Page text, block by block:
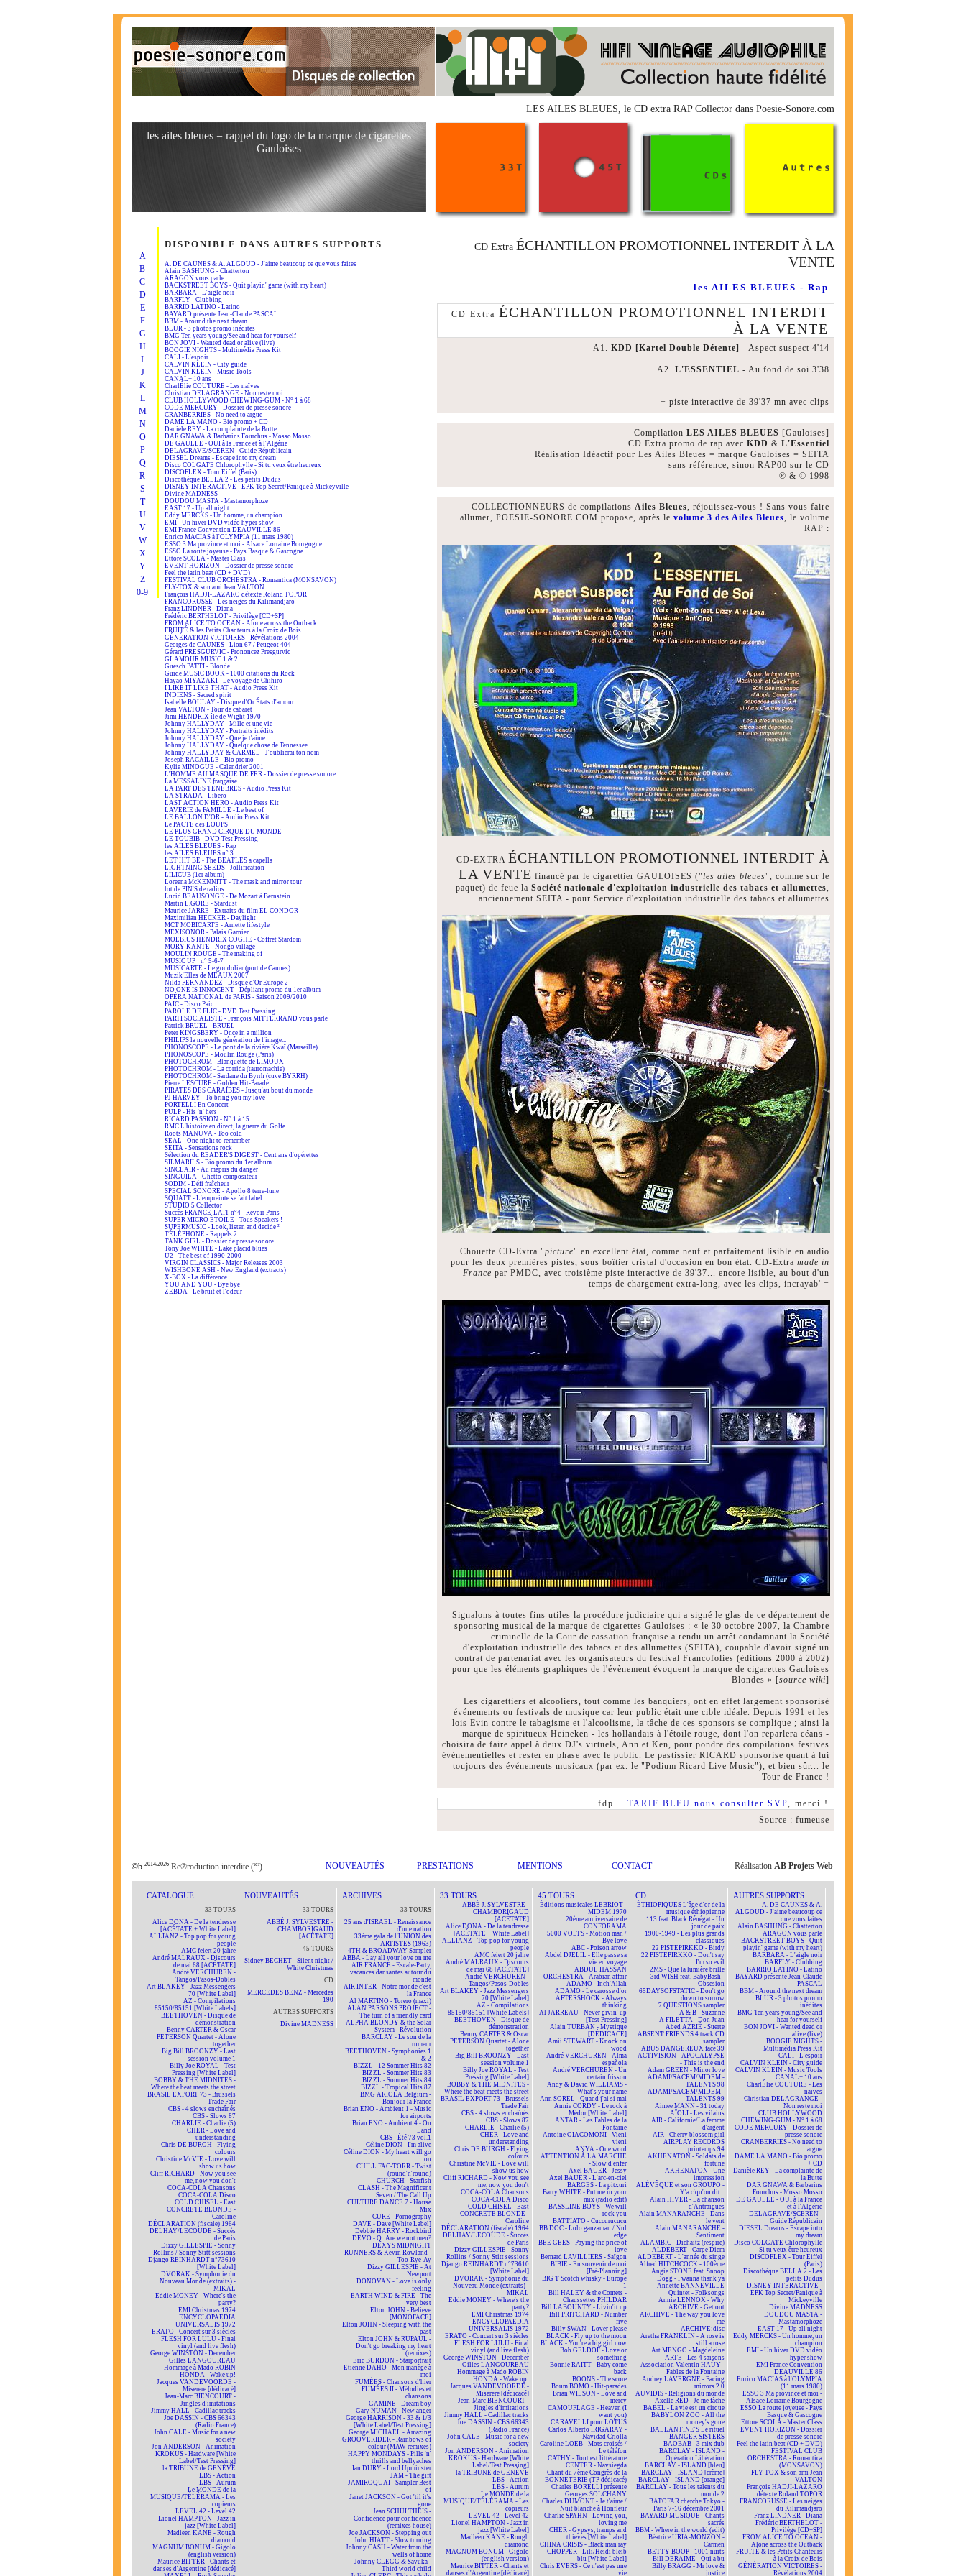
LES AILES BLEUES, le CD extra RAP Collector dans Poesie-Sonore.com
les ailes bleues = rappel du logo de la marque de cigarettes
Gauloises
A
B
C
D
E
F
G
H
I
J
K
L
M
N
O
P
Q
R
S
T
U
V
W
X
Y
Z
0-9
DISPONIBLE DANS AUTRES SUPPORTS
A. DE CAUNES & A. ALGOUD - J'aime beaucoup ce que vous faites
Alain BASHUNG - Chatterton
ARAGON vous parle
BACKSTREET BOYS - Quit playin' game (with my heart)
BARBARA - L'aigle noir
BARFLY - Clubbing
BARRIO LATINO - Latino
BAYARD présente Jean-Claude PASCAL
BBM - Around the next dream
BLUR - 3 photos promo inédites
BMG Ten years young/See and hear for yourself
BON JOVI - Wanted dead or alive (live)
BOOGIE NIGHTS - Multimédia Press Kit
CALI - L'espoir
CALVIN KLEIN - City guide
CALVIN KLEIN - Music Tools
CANAL+ 10 ans
CharlÉlie COUTURE - Les naïves
Christian DELAGRANGE - Non reste moi
CLUB HOLLYWOOD CHEWING-GUM - N° 1 à 68
CODE MERCURY - Dossier de presse sonore
CRANBERRIES - No need to argue
DAME LA MANO - Bio promo + CD
Danièle REY - La complainte de la Butte
DAR GNAWA & Barbarins Fourchus - Mosso Mosso
DE GAULLE - OUI à la France et à l'Algérie
DELAGRAVE/SCEREN - Guide Républicain
DIESEL Dreams - Escape into my dream
Disco COLGATE Chlorophylle - Si tu veux être heureux
DISCOFLEX - Tour Eiffel (Paris)
Discothèque BELLA 2 - Les petits Dudus
DISNEY INTERACTIVE - EPK Top Secret/Panique à Mickeyville
Divine MADNESS
DOUDOU MASTA - Mastamorphoze
EAST 17 - Up all night
Eddy MERCKS - Un homme, un champion
EMI - Un hiver DVD vidéo hyper show
EMI France Convention DEAUVILLE 86
Enrico MACIAS à l'OLYMPIA (11 mars 1980)
ESSO 3 Ma province et moi - Alsace Lorraine Bourgogne
ESSO La route joyeuse - Pays Basque & Gascogne
Ettore SCOLA - Master Class
EVENT HORIZON - Dossier de presse sonore
Feel the latin beat (CD + DVD)
FESTIVAL CLUB ORCHESTRA - Romantica (MONSAVON)
FLY-TOX & son ami Jean VALTON
François HADJI-LAZARO détexte Roland TOPOR
FRANCORUSSE - Les neiges du Kilimandjaro
Franz LINDNER - Diana
Frédéric BERTHELOT - Privilège [CD+SP]
FROM ALICE TO OCEAN - Alone across the Outback
FRUITÉ & les Petits Chanteurs à la Croix de Bois
GÉNÉRATION VICTOIRES - Révélations 2004
Georges de CAUNES - Lion 67 / Peugeot 404
Gérard PRESGURVIC - Prononcez Presgurvic
GLAMOUR MUSIC 1 & 2
Guesch PATTI - Blonde
Guide MUSIC BOOK - 1000 citations du Rock
Hayao MIYAZAKI - Le voyage de Chihiro
I LIKE IT LIKE THAT - Audio Press Kit
INDIENS - Sacred spirit
Isabelle BOULAY - Disque d'Or États d'amour
Jean VALTON - Tour de cabaret
Jimi HENDRIX île de Wight 1970
Johnny HALLYDAY - Mille et une vie
Johnny HALLYDAY - Portraits inédits
Johnny HALLYDAY - Que je t'aime
Johnny HALLYDAY - Quelque chose de Tennessee
Johnny HALLYDAY & CARMEL - J'oublierai ton nom
Joseph RACAILLE - Bio promo
Kylie MINOGUE - Calendrier 2001
L'HOMME AU MASQUE DE FER - Dossier de presse sonore
La MESSALINE française
LA PART DES TÉNÈBRES - Audio Press Kit
LA STRADA - Libero
LAST ACTION HERO - Audio Press Kit
LAVERIE de FAMILLE - Le best of
LE BALLON D'OR - Audio Press Kit
Le PACTE des LOUPS
LE PLUS GRAND CIRQUE DU MONDE
LE TOUBIB - DVD Test Pressing
les AILES BLEUES - Rap
les AILES BLEUES n° 3
LET HIT BE - The BEATLES a capella
LIGHTNING SEEDS - Jollification
LILICUB (1er album)
Loreena McKENNITT - The mask and mirror tour
lot de PIN'S de radios
Lucid BEAUSONGE - De Mozart à Bernstein
Martin L.GORE - Stardust
Maurice JARRE - Extraits du film EL CONDOR
Maximilian HECKER - Daylight
MCT MOBICARTE - Arnette lifestyle
MEXISONOR - Palais Garnier
MOEBIUS HENDRIX COGHE - Coffret Stardom
MORY KANTE - Nongo village
MOULIN ROUGE - The making of
MUSIC UP ! n° 5-6-7
MUSICARTE - Le gondolier (port de Cannes)
Muzik'Elles de MEAUX 2007
Nilda FERNANDEZ - Disque d'Or Europe 2
NO ONE IS INNOCENT - Dépliant promo du 1er album
OPÉRA NATIONAL de PARIS - Saison 2009/2010
PAIC - Disco Paic
PAROLE DE FLIC - DVD Test Pressing
PARTI SOCIALISTE - François MITTERRAND vous parle
Patrick BRUEL - BRUEL
Peter KINGSBERY - Once in a million
PHILIPS la nouvelle génération de l'image...
PHONOSCOPE - Le pont de la rivière Kwaï (Marseille)
PHONOSCOPE - Moulin Rouge (Paris)
PHOTOCHROM - Blanquette de LIMOUX
PHOTOCHROM - La corrida (tauromachie)
PHOTOCHROM - Sardane du Byrrh (cuve BYRRH)
Pierre LESCURE - Golden Hit-Parade
PIRATES DES CARAÏBES - Jusqu'au bout du monde
PJ HARVEY - To bring you my love
PORTELLI En Concert
PULP - His 'n' hers
RICARD PASSION - N° 1 à 15
RMC L'histoire en direct, la guerre du Golfe
Roots MANUVA - Too cold
SEAL - One night to remember
SEITA - Sensations rock
Sélection du READER'S DIGEST - Cent ans d'opérettes
SILMARILS - Bio promo du 1er album
SINCLAIR - Au mépris du danger
SINGUILA - Ghetto compositeur
SODIM - Défi fraîcheur
SPECIAL SONORE - Apollo 8 terre-lune
SQUATT - L'empreinte se fait label
STUDIO 5 Collector
Succès FRANCE-LAIT n°4 - Revoir Paris
SUPER MICRO ÉTOILE - Tous Speakers !
SUPERMUSIC - Look, listen and decide ²
TÉLÉPHONE - Rappels 2
TANK GIRL - Dossier de presse sonore
Tony Joe WHITE - Lake placid blues
U2 - The best of 1990-2000
VIRGIN CLASSICS - Major Releases 2003
WISHBONE ASH - New England (extracts)
X-BOX - La différence
YOU AND YOU - Bye bye
ZEBDA - Le bruit et l'odeur
CD Extra ÉCHANTILLON PROMOTIONNEL INTERDIT À LA
VENTE
les AILES BLEUES - Rap
CD Extra ÉCHANTILLON PROMOTIONNEL INTERDIT
À LA VENTE
A1. KDD [Kartel Double Détente] - Aspect suspect 4'14
A2. L'ESSENTIEL - Au fond de soi 3'38
+ piste interactive de 39'37 mn avec clips
Compilation LES AILES BLEUES [Gauloises]
CD Extra promo de rap avec KDD & L'Essentiel
Réalisation Idéactif pour Les Ailes Bleues = marque Gauloises = SEITA
sans référence, sinon RAP00 sur le CD
℗ & © 1998
COLLECTIONNEURS de compilations Ailes Bleues, réjouissez-vous ! Sans vous faire
allumer, POESIE-SONORE.COM propose, après le volume 3 des Ailes Bleues, le volume
RAP :
CD-EXTRA ÉCHANTILLON PROMOTIONNEL INTERDIT À
LA VENTE financé par le cigarettier GAULOISES ("les ailes bleues", comme sur le
paquet) de feue la Société nationale d'exploitation industrielle des tabacs et allumettes,
anciennement SEITA - pour Service d'exploitation industrielle des tabacs et allumettes
Chouette CD-Extra "picture" en excellent état, comme neuf et parfaitement lisible en audio
pour les deux premières pistes, sous boîtier cristal d'occasion en bon état. CD-Extra made in
France par PMDC, avec troisième piste interactive de 39'37... encore lisible, au bout d'un
temps de chargement extra-long, avec les clips, incrayab' =
Signalons à toutes fins utiles la procédure judiciaire qui a signé le glas de ce département de
sponsoring musical de la marque de cigarettes Gauloises : « le 30 octobre 2007, la Chambre
criminelle de la Cour de cassation française a rendu un arrêt condamnant la Société
d'exploitation industrielle des tabacs et des allumettes (SEITA), coupable d'avoir signé un
contrat de partenariat avec les organisateurs du festival Francofolies (éditions 2000 à 2002)
pour que les éléments graphiques de l'évènement évoquent la marque de cigarettes Gauloises
Blondes » [source wiki]
Les cigarettiers et alcooliers, tout comme les banquiers, ont en effet largement sponsorisé
événements ou festivals de musique car leur public était une cible idéale. Depuis 1991 et les
lois Evin contre le tabagisme et l'alcoolisme, la tâche de ces sponsors se complique ; ainsi la
marque de spiritueux Heineken - les hollandais à l'étoile rouge, dont l'on reparlera céans -
choisira de faire appel à deux DJ's virtuels, Ann et Ken, pour pondre des compilations festives
événementielles et rester en phase avec le public. Le pastissier RICARD sponsorise quant à lui
toujours des événements musicaux (par ex. le "Podium Ricard Live Music"), et bien sûr... le
Tour de France !
fdp + TARIF BLEU nous consulter SVP, merci !
Source : fumeuse
©b 2014/2026 Re℗roduction interdite (ici) NOUVEAUTÉS PRESTATIONS MENTIONS CONTACT Réalisation AB Projets Web
CATALOGUE
33 TOURS
Alice DONA - De la tendresse
[ACÉTATE + White Label]
ALLIANZ - Top pop for young
people
AMC feiert 20 jahre
André MALRAUX - Discours
de mai 68 [ACÉTATE]
André VERCHUREN -
Tangos/Pasos-Dobles
Art BLAKEY - Jazz Messengers
70 [White Label]
AZ - Compilations
85150/85151 [White Labels]
BEETHOVEN - Disque de
démonstration
Benny CARTER & Oscar
PETERSON Quartet - Alone
together
Big Bill BROONZY - Last
session volume 1
Billy Joe ROYAL - Test
Pressing [White Label]
BOBBY & THE MIDNITES -
Where the beat meets the street
BRASIL EXPORT 73 - Brussels
Trade Fair
CBS - 4 slows enchaînés
CBS - Slows 87
CHARLIE - Charlie (5)
CHER - Love and
understanding
Chris DE BURGH - Flying
colours
Christine McVIE - Love will
show us how
Cliff RICHARD - Now you see
me, now you don't
COCA-COLA Chansons
COCA-COLA Disco
COLD CHISEL - East
CONCRETE BLONDE -
Caroline
DÉCLARATION (fiscale) 1964
DELHAY/LECOUDE - Succès
de Paris
Dizzy GILLESPIE - Sonny
Rollins / Sonny Stitt sessions
Django REINHARDT n°73610
[White Label]
DVORAK - Symphonie du
Nouveau Monde (extraits) -
MIKAL
Eddie MONEY - Where's the
party?
EMI Christmas 1974
ENCYCLOPAEDIA
UNIVERSALIS 1972
ERATO - Concert sur 3 siècles
FLESH FOR LULU - Final
vinyl (and live flesh)
George WINSTON - December
Gilles LANGOUREAU
Hommage à Mado ROBIN
HONDA - Wake up!
Jacques VANDEVOORDE -
Miserere [dédicacé]
Jean-Marc BIENCOURT -
Jingles d'imitations
Jimmy HALL - Cadillac tracks
Joe DASSIN - CBS 66343
(Radio France)
John CALE - Music for a new
society
Jon ANDERSON - Animation
KROKUS - Hardware [White
Label/Test Pressing]
la TRIBUNE de GENÈVE
LBS - Action
LBS - Aurum
Le MONDE de la
MUSIQUE/TÉLÉRAMA - Les
copieurs
LEVEL 42 - Level 42
Lionel HAMPTON - Jazz in
jazz [White Label]
Madleen KANE - Rough
diamond
MAGNUM BONUM - Gigolo
(english version)
Maurice BITTER - Chants et
danses d'Argentine [dédicacé]
NOUVEAUTÉS
33 TOURS
ABBÉ J. SYLVESTRE -
CHAMBORIGAUD
[ACÉTATE]
45 TOURS
Sidney BECHET - Silent night /
White Christmas
CD
MERCEDES BENZ - Mercedes
190
AUTRES SUPPORTS
Divine MADNESS
ARCHIVES
33 TOURS
25 ans d'ISRAËL - Renaissance
d'une nation
33ème gala de l'UNION des
ARTISTES (1963)
4TH & BROADWAY Sampler
ABBA - Lay all your love on me
AIR FRANCE - Escale-Party,
vacances dansantes autour du
monde
AIR INTER - Notre monde c'est
la France
Al MARTINO - Torero (maxi)
ALAN PARSONS PROJECT -
The turn of a friendly card
ALPHA BLONDY & the Solar
System - Révolution
BARCLAY - Le son de la
rumeur
BEETHOVEN - Symphonies 1
& 2
BIZZL - 12 Sommer Hits 82
BIZZL - Sommer Hits 83
BIZZL - Sommer Hits 84
BIZZL - Tropical Hits 87
BMG ARIOLA Belgium -
Bonjour la France
Brian ENO - Ambient 1 - Music
for airports
Brian ENO - Ambient 4 - On
Land
CBS - Été 73 vol.1
Céline DION - I'm alive
Céline DION - My heart will go
on
CHILL FAC-TORR - Twist
(round'n'round)
CHURCH - Starfish
CLASH - The Magnificent
Seven / The Call Up
CULTURE DANCE 7 - House
Mix
CURE - Pornography
DAVE - Dave [White Label]
Debbie HARRY - Rockbird
DEVO - Q: Are we not men?
DEXYS MIDNIGHT
RUNNERS & Kevin Rowland -
Too-Rye-Ay
Dizzy GILLESPIE - At
Newport
DONOVAN - Love is only
feeling
EARTH WIND & FIRE - The
very best
Elton JOHN - Believe
[MONOFACE]
Elton JOHN - Sleeping with the
past
Elton JOHN & RUPAUL -
Don't go breaking my heart
(remixes)
Eric BURDON - Starportrait
Etienne DAHO - Mon manège à
moi
FUMÉES - Chansons d'hier
FUMÉES II - Mélodies et
chansons
GAMINE - Dream boy
Gary NUMAN - New anger
George HARRISON - 33 & 1/3
[White Label/Test Pressing]
George MICHAEL - Amazing
GROOVERIDER - Rainbows of
colour (MAW remixes)
HAPPY MONDAYS - Pills 'n'
thrills and bellyaches
Ian DURY - Lord Upminster
JAM - The gift
JAMIROQUAI - Sampler Best
of
Janet JACKSON - Got 'til it's
gone
Jean SCHULTHEIS -
Confidence pour confidence
(remixes house)
Joe JACKSON - Stepping out
John HIATT - Slow turning
Johnny CASH - Water from the
wells of home
Johnny CLEGG & Savuka -
Third world child
33 TOURS
ABBÉ J. SYLVESTRE -
CHAMBORIGAUD
[ACÉTATE]
Alice DONA - De la tendresse
[ACÉTATE + White Label]
ALLIANZ - Top pop for young
people
AMC feiert 20 jahre
André MALRAUX - Discours
de mai 68 [ACÉTATE]
André VERCHUREN -
Tangos/Pasos-Dobles
Art BLAKEY - Jazz Messengers
70 [White Label]
AZ - Compilations
85150/85151 [White Labels]
BEETHOVEN - Disque de
démonstration
Benny CARTER & Oscar
PETERSON Quartet - Alone
together
Big Bill BROONZY - Last
session volume 1
Billy Joe ROYAL - Test
Pressing [White Label]
BOBBY & THE MIDNITES -
Where the beat meets the street
BRASIL EXPORT 73 - Brussels
Trade Fair
CBS - 4 slows enchaînés
CBS - Slows 87
CHARLIE - Charlie (5)
CHER - Love and
understanding
Chris DE BURGH - Flying
colours
Christine McVIE - Love will
show us how
Cliff RICHARD - Now you see
me, now you don't
COCA-COLA Chansons
COCA-COLA Disco
COLD CHISEL - East
CONCRETE BLONDE -
Caroline
DÉCLARATION (fiscale) 1964
DELHAY/LECOUDE - Succès
de Paris
Dizzy GILLESPIE - Sonny
Rollins / Sonny Stitt sessions
Django REINHARDT n°73610
[White Label]
DVORAK - Symphonie du
Nouveau Monde (extraits) -
MIKAL
Eddie MONEY - Where's the
party?
EMI Christmas 1974
ENCYCLOPAEDIA
UNIVERSALIS 1972
ERATO - Concert sur 3 siècles
FLESH FOR LULU - Final
vinyl (and live flesh)
George WINSTON - December
Gilles LANGOUREAU
Hommage à Mado ROBIN
HONDA - Wake up!
Jacques VANDEVOORDE -
Miserere [dédicacé]
Jean-Marc BIENCOURT -
Jingles d'imitations
Jimmy HALL - Cadillac tracks
Joe DASSIN - CBS 66343
(Radio France)
John CALE - Music for a new
society
Jon ANDERSON - Animation
KROKUS - Hardware [White
Label/Test Pressing]
la TRIBUNE de GENÈVE
LBS - Action
LBS - Aurum
Le MONDE de la
MUSIQUE/TÉLÉRAMA - Les
copieurs
LEVEL 42 - Level 42
Lionel HAMPTON - Jazz in
jazz [White Label]
Madleen KANE - Rough
diamond
MAGNUM BONUM - Gigolo
(english version)
Maurice BITTER - Chants et
danses d'Argentine [dédicacé]
45 TOURS
Éditions musicales LEBRIOT -
MIDEM 1970
20ème anniversaire de
CONFORAMA
5000 VOLTS - Motion man /
Bye love
ABC - Poison arrow
Abdel DJELIL - Elle passe sa
vie en voyage
ABDUL HASSAN
ORCHESTRA - Arabian affair
ADAMO - Inch'Allah
ADAMO - Le carosse d'or
AFTERSHOCK - Always
thinking
Al JARREAU - Never givin' up
[Test Pressing]
Alain TURBAN - Mystique
[DÉDICACÉ]
Amii STEWART - Knock on
wood
André VERCHUREN - Alma
española
André VERCHUREN - Un
certain frisson
Andy & David WILLIAMS -
What's your name
Ann SOREL - Quand j'ai si mal
Annie CORDY - Le rock à
Médor [White Label]
ANTAR - Les Fables de la
Fontaine
Antoine GIACOMONI - Vieni
vieni
ANYA - One word
ATTENTION À LA MARCHE
- Slow d'enfer
Axel BAUER - Jessy
Axel BAUER - L'arc-en-ciel
BARGES - La pitxuri
Barry WHITE - Put me in your
mix (radio edit)
BASSLINE BOYS - We will
rock you
BATTIATO - Cuccurucucu
BB DOC - Lolo ganzaman / Nul
edge
BEE GEES - Paying the price of
love
Bernard LAVILLIERS - Saïgon
BIBIE - En souvenir de moi
[Pré-Planning]
BIG T Scotch whisky - Europe
1
Bill HALEY & the Comets -
Chaussettes PHILDAR
Bill LABOUNTY - Livin'it up
Bill PRITCHARD - Number
five
Billy SWAN - Lover please
BLACK - Fly up to the moon
BLACK - You're a big girl now
Bob GELDOF - Love or
something
Bonnie RAITT - Baby come
back
BOONS - The score
Boum BOMO - Hit-parades
Brian WILSON - Love and
mercy
CAMOUFLAGE - Heaven (I
want you)
CARAVELLI pour LOTUS
Carlos Alberto IRIGARAY -
Navidad Criolla
Caroline LOEB - Mots croisés /
Le téléfon
CATHY - Tout est littérature
CENTER - Navsiegda
Chant du 7ème Congrès de la
BONNETERIE (TP dédicacé)
Charles BORELLI présente
Georges SOLCHANY
Charles DUMONT - Je t'aime /
Nuit blanche à Honfleur
Charlie SPAHN - Loving you,
loving me
CHER - Gypsys, tramps and
thieves [White Label]
CHINA CRISIS - Black man ray
CHOPPER - Lili/Heidi bleib
blu [White Label]
Chris EVERS - Ce n'est pas une
vie
CD
ÉTHIOPIQUES L'âge d'or de la
musique éthiopienne
113 feat. Black Rénégat - Un
jour de paix
1900-1949 - Les plus grands
classiques
22 PISTEPIRKKO - Birdy
22 PISTEPIRKKO - Don't say
I'm so evil
2MS - Que la lumière brille
3rd WISH feat. BabyBash -
Obsesion
65DAYSOFSTATIC - Don't go
down to sorrow
7 QUESTIONS sampler
A & B - Suzanne
A FILETTA - Don Juan
Abed AZRIÉ - Suerte
ABSENT FRIENDS 4 track CD
sampler
ABUS DANGEREUX face 39
ACTIVISION - APOCALYPSE
- This is the end
Adam GREEN - Minor love
ADAMI/SACEM/MIDEM -
TALENTS 98
ADAMI/SACEM/MIDEM -
TALENTS 99
Aimee MANN - 31 today
AÏOLI - Les vilains
AIR - Californie/La femme
d'argent
AIR - Cherry blossom girl
AIRPLAY RECORDS
printemps 94
AKHENATON - Soldats de
fortune
AKHENATON - Une
impression
ALÉVÊQUE et son GROUPO -
Y'a c'qu'on dit...
Alain HIVER - La chanson
d'Antraigues
Alain MANARANCHE - Dans
le vent
Alain MANARANCHE -
Sentiment
ALAMBIC - Dichaïtz (respire)
ALDEBERT - Carpe Diem
ALDEBERT - L'année du singe
Alfred HITCHCOCK - 100ème
Angie STONE feat. Snoop
Dogg - I wanna thank ya
Annette BANNEVILLE
Quintet - Folksongs
Annie LENNOX - Why
ARCHIVE - Get out
ARCHIVE - The way you love
me
ARCHIVE:disc
Aretha FRANKLIN - A rose is
still a rose
Art MENGO - Magdeleine
ARTE - Les 4 saisons
Association Valentin HAÜY -
Fables de la Fontaine
Audrey LAVERGNE - Facing
mirrors 2.0
AUVIDIS - Religions du monde
Axelle RED - Je me fâche
BABEL - La vie est un cirque
BABYLON ZOO - All the
money's gone
BALLANTINE'S Le rituel
BANGER SISTERS
BAOBAB - 3 mix dub
BARCLAY - ISLAND -
Opération Libération
BARCLAY - ISLAND [bleu]
BARCLAY - ISLAND [crème]
BARCLAY - ISLAND [orange]
BARCLAY - Tous les talents du
monde 2
BATOFAR cherche Tokyo -
Paris 7-16 décembre 2001
BAYARD MUSIQUE - Chants
sacrés
BBM - Where in the world (edit)
Béatrice URIA-MONZON -
Carmen
BETTY BOOP - 1001 nuits
Bill DERAIME - Qui a bu
Billy BRAGG - Mr love &
justice
AUTRES SUPPORTS
A. DE CAUNES & A.
ALGOUD - J'aime beaucoup ce
que vous faites
Alain BASHUNG - Chatterton
ARAGON vous parle
BACKSTREET BOYS - Quit
playin' game (with my heart)
BARBARA - L'aigle noir
BARFLY - Clubbing
BARRIO LATINO - Latino
BAYARD présente Jean-Claude
PASCAL
BBM - Around the next dream
BLUR - 3 photos promo
inédites
BMG Ten years young/See and
hear for yourself
BON JOVI - Wanted dead or
alive (live)
BOOGIE NIGHTS -
Multimédia Press Kit
CALI - L'espoir
CALVIN KLEIN - City guide
CALVIN KLEIN - Music Tools
CANAL+ 10 ans
CharlÉlie COUTURE - Les
naïves
Christian DELAGRANGE -
Non reste moi
CLUB HOLLYWOOD
CHEWING-GUM - N° 1 à 68
CODE MERCURY - Dossier de
presse sonore
CRANBERRIES - No need to
argue
DAME LA MANO - Bio promo
+ CD
Danièle REY - La complainte de
la Butte
DAR GNAWA & Barbarins
Fourchus - Mosso Mosso
DE GAULLE - OUI à la France
et à l'Algérie
DELAGRAVE/SCEREN -
Guide Républicain
DIESEL Dreams - Escape into
my dream
Disco COLGATE Chlorophylle
- Si tu veux être heureux
DISCOFLEX - Tour Eiffel
(Paris)
Discothèque BELLA 2 - Les
petits Dudus
DISNEY INTERACTIVE -
EPK Top Secret/Panique à
Mickeyville
Divine MADNESS
DOUDOU MASTA -
Mastamorphoze
EAST 17 - Up all night
Eddy MERCKS - Un homme, un
champion
EMI - Un hiver DVD vidéo
hyper show
EMI France Convention
DEAUVILLE 86
Enrico MACIAS à l'OLYMPIA
(11 mars 1980)
ESSO 3 Ma province et moi -
Alsace Lorraine Bourgogne
ESSO La route joyeuse - Pays
Basque & Gascogne
Ettore SCOLA - Master Class
EVENT HORIZON - Dossier
de presse sonore
Feel the latin beat (CD + DVD)
FESTIVAL CLUB
ORCHESTRA - Romantica
(MONSAVON)
FLY-TOX & son ami Jean
VALTON
François HADJI-LAZARO
détexte Roland TOPOR
FRANCORUSSE - Les neiges
du Kilimandjaro
Franz LINDNER - Diana
Frédéric BERTHELOT -
Privilège [CD+SP]
FROM ALICE TO OCEAN -
Alone across the Outback
FRUITÉ & les Petits Chanteurs
à la Croix de Bois
GÉNÉRATION VICTOIRES -
Révélations 2004